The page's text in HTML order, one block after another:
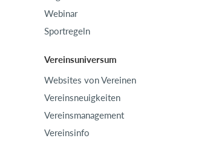
Webinar
Sportregeln
Vereinsuniversum
Websites von Vereinen
Vereinsneuigkeiten
Vereinsmanagement
Vereinsinfo